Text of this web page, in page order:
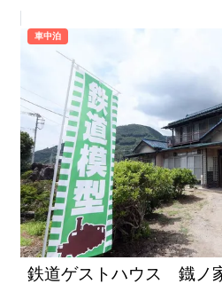
車中泊